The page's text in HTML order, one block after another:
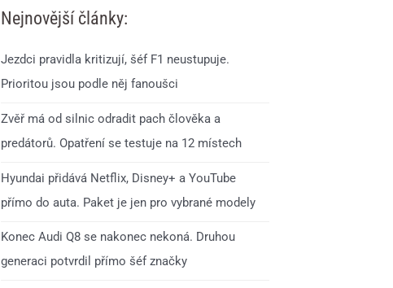
Nejnovější články:
Jezdci pravidla kritizují, šéf F1 neustupuje.
Prioritou jsou podle něj fanoušci
Zvěř má od silnic odradit pach člověka a
predátorů. Opatření se testuje na 12 místech
Hyundai přidává Netflix, Disney+ a YouTube
přímo do auta. Paket je jen pro vybrané modely
Konec Audi Q8 se nakonec nekoná. Druhou
generaci potvrdil přímo šéf značky